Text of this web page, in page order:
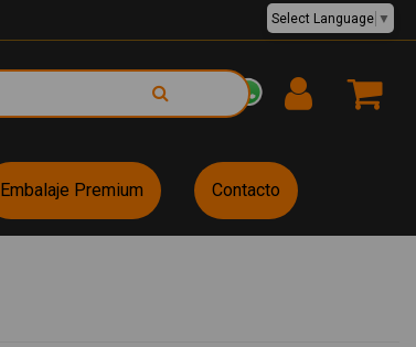
EUR €
Select Language ▼
Embalaje Premium Contacto